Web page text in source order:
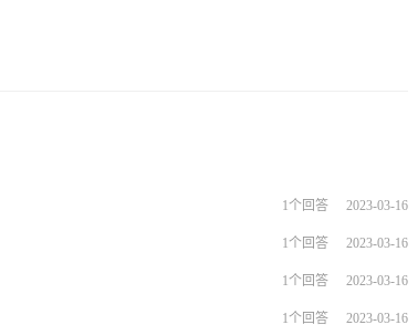
证并确认提交所填写的信息无误后，Coupang平台会进行
和帮助，欢迎咨询和加入我们！
1个回答 2023-03-16
1个回答 2023-03-16
1个回答 2023-03-16
1个回答 2023-03-16